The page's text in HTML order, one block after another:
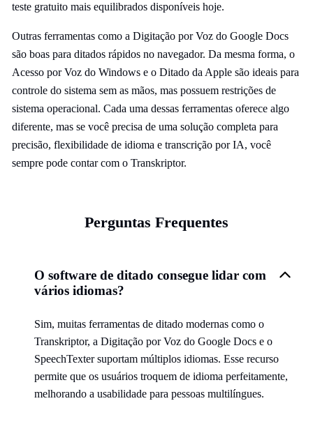
teste gratuito mais equilibrados disponíveis hoje.
Outras ferramentas como a Digitação por Voz do Google Docs
são boas para ditados rápidos no navegador. Da mesma forma, o
Acesso por Voz do Windows e o Ditado da Apple são ideais para
controle do sistema sem as mãos, mas possuem restrições de
sistema operacional. Cada uma dessas ferramentas oferece algo
diferente, mas se você precisa de uma solução completa para
precisão, flexibilidade de idioma e transcrição por IA, você
sempre pode contar com o Transkriptor.
Perguntas Frequentes
O software de ditado consegue lidar com
vários idiomas?
Sim, muitas ferramentas de ditado modernas como o
Transkriptor, a Digitação por Voz do Google Docs e o
SpeechTexter suportam múltiplos idiomas. Esse recurso
permite que os usuários troquem de idioma perfeitamente,
melhorando a usabilidade para pessoas multilíngues.